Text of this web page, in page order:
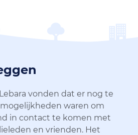
vonden dat er nog te
waren om
in contact te komen met
en vrienden. Het